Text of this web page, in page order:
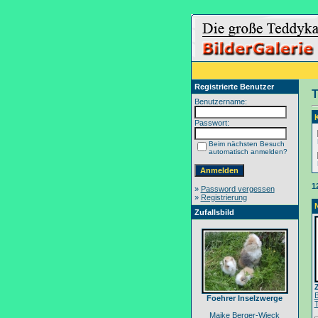
Registrierte Benutzer
Benutzername:
Passwort:
Beim nächsten Besuch
automatisch anmelden?
» Password vergessen
» Registrierung
Zufallsbild
Foehrer Inselzwerge
Maike Berger-Wieck